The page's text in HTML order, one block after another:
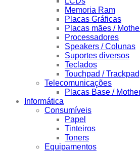
Memoria Ram
Placas Gráficas
Placas mães /
Processadores
Speakers / Colunas
Suportes diversos
Teclados
Touchpad / Trackpad
Telecomunicações
Placas Base /
Informática
Consumíveis
Papel
Tinteiros
Toners
Equipamentos